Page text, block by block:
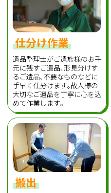
仕分け作業
遺品整理士がご遺族様のお手
元に残すご遺品､形見分けす
るご遺品､不要なものなどに
手早く仕分けます｡故人様の
大切なご遺品を丁寧に心を込
めて作業します｡
搬出